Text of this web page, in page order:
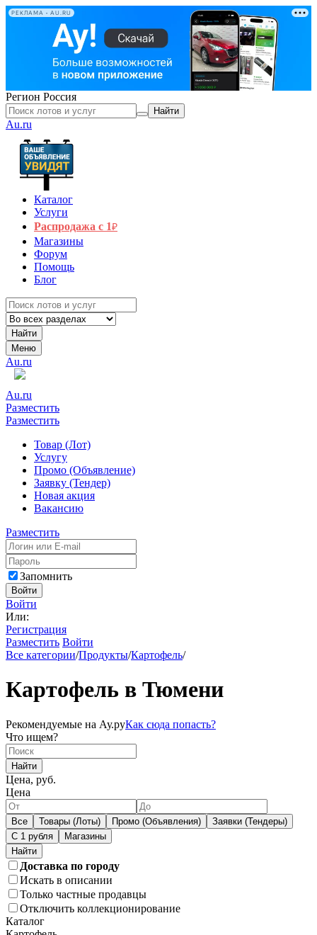
РЕКЛАМА • AU.RU
Регион Россия
Найти
Au.ru
Каталог
Услуги
Распродажа с 1₽
Магазины
Форум
Помощь
Блог
Найти
Меню
Au.ru
Au.ru
Разместить
Разместить
Товар (Лот)
Услугу
Промо (Объявление)
Заявку (Тендер)
Новая акция
Вакансию
Разместить
Запомнить
Войти
Войти
Или:
Регистрация
Разместить Войти
Все категории/Продукты/Картофель/
Картофель в Тюмени
Рекомендуемые на Ау.руКак сюда попасть?
Что ищем?
Найти
Цена, руб.
Цена
Все Товары (Лоты) Промо (Объявления)
Заявки (Тендеры)
С 1 рубля
Магазины
Доставка по городу
Искать в описании
Только частные продавцы
Отключить коллекционирование
Каталог